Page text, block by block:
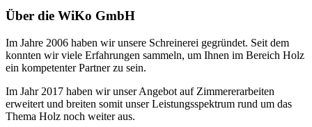
Über die WiKo GmbH
Im Jahre 2006 haben wir unsere Schreinerei gegründet. Seit dem
konnten wir viele Erfahrungen sammeln, um Ihnen im Bereich Holz
ein kompetenter Partner zu sein.
Im Jahr 2017 haben wir unser Angebot auf Zimmererarbeiten
erweitert und breiten somit unser Leistungsspektrum rund um das
Thema Holz noch weiter aus.